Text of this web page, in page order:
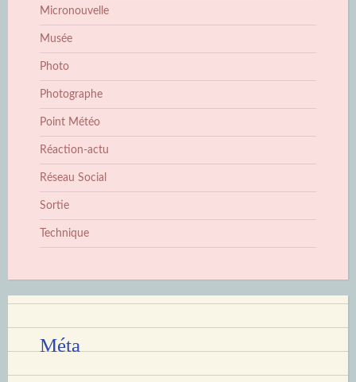
Micronouvelle
Musée
Photo
Photographe
Point Météo
Réaction-actu
Réseau Social
Sortie
Technique
Méta